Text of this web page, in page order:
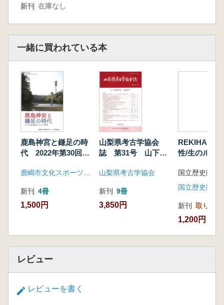
新刊 在庫なし
一緒に買われている本
鹿島神宮と鎌足の時
代 2022年第30回歴
ムの成果
新刊 4冊
1,500円
山梨県考古学協会
誌 第31号 山下孝
山梨県考古学協会
新刊 9冊
3,850円
REKIHAKU
性/生のルー
新刊 取り寄せ
1,200円
レビュー
レビューを書く